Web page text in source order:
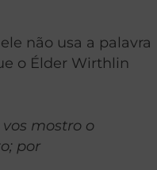
não usa a palavra
o Élder Wirthlin
mostro o
por